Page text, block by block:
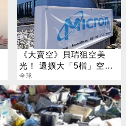
《大賣空》貝瑞狙空美
光！ 還擴大「5檔」空頭
部位
全球